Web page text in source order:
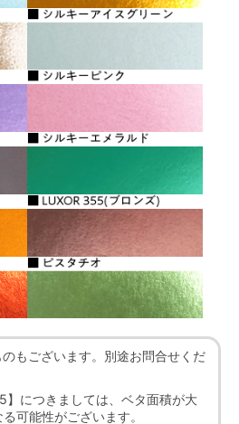
もございます。別途お問合せくだ
】につきましては、ベタ面積が大
可能性がございます。